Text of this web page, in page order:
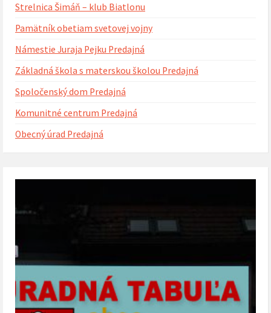
Strelnica Šimáň – klub Biatlonu
Pamätník obetiam svetovej vojny
Námestie Juraja Pejku Predajná
Základná škola s materskou školou Predajná
Spoločenský dom Predajná
Komunitné centrum Predajná
Obecný úrad Predajná